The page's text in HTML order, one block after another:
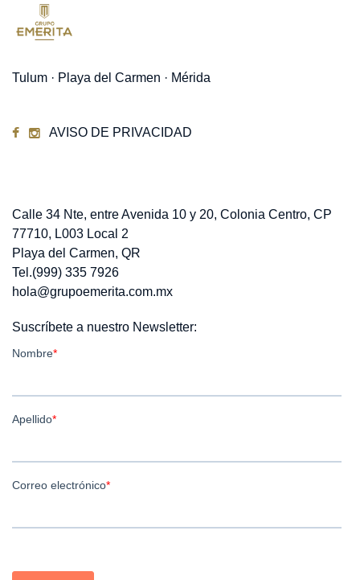
Tulum · Playa del Carmen · Mérida
AVISO DE PRIVACIDAD
Calle 34 Nte, entre Avenida 10 y 20, Colonia Centro, CP
77710, L003 Local 2
Playa del Carmen, QR
Tel.(999) 335 7926
hola@grupoemerita.com.mx
Suscríbete a nuestro Newsletter: